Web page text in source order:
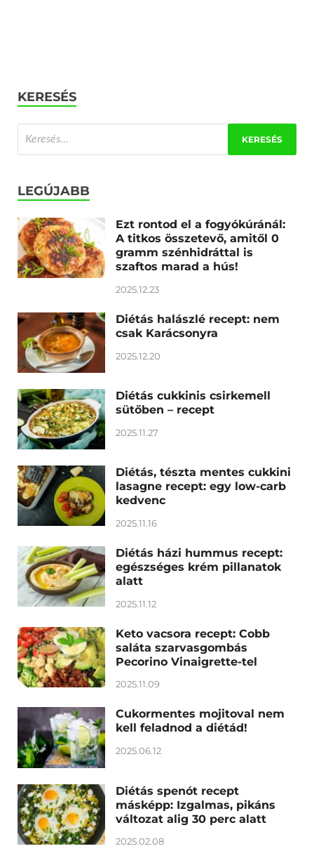
KERESÉS
LEGÚJABB
Ezt rontod el a fogyókúránál:
A titkos összetevő, amitől 0
gramm szénhidráttal is
szaftos marad a hús!
2025.12.23
Diétás halászlé recept: nem
csak Karácsonyra
2025.12.20
Diétás cukkinis csirkemell
sütőben – recept
2025.11.27
Diétás, tészta mentes cukkini
lasagne recept: egy low-carb
kedvenc
2025.11.16
Diétás házi hummus recept:
egészséges krém pillanatok
alatt
2025.11.12
Keto vacsora recept: Cobb
saláta szarvasgombás
Pecorino Vinaigrette-tel
2025.11.09
Cukormentes mojitoval nem
kell feladnod a diétád!
2025.06.12
Diétás spenót recept
másképp: Izgalmas, pikáns
változat alig 30 perc alatt
2025.02.08